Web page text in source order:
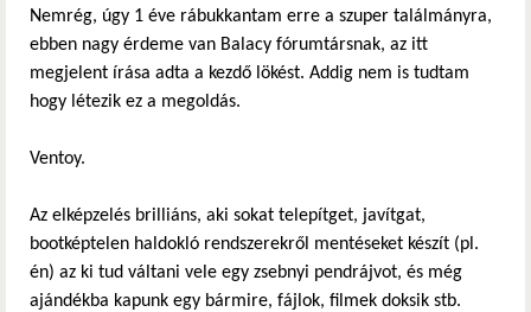
Nemrég, úgy 1 éve rábukkantam erre a szuper találmányra,
ebben nagy érdeme van Balacy fórumtársnak, az itt
megjelent írása adta a kezdő lökést. Addig nem is tudtam
hogy létezik ez a megoldás.
Ventoy.
Az elképzelés brilliáns, aki sokat telepítget, javítgat,
bootképtelen haldokló rendszerekről mentéseket készít (pl.
én) az ki tud váltani vele egy zsebnyi pendrájvot, és még
ajándékba kapunk egy bármire, fájlok, filmek doksik stb.